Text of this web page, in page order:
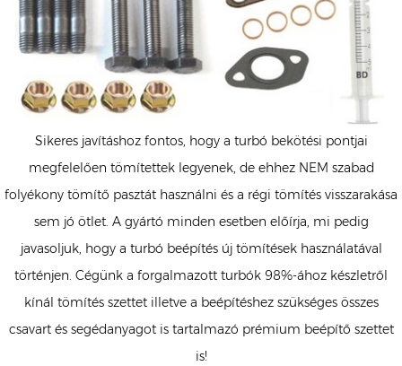
Sikeres javításhoz fontos, hogy a turbó bekötési pontjai
megfelelően tömítettek legyenek, de ehhez NEM szabad
folyékony tömítő pasztát használni és a régi tömítés visszarakása
sem jó ötlet. A gyártó minden esetben előírja, mi pedig
javasoljuk, hogy a turbó beépítés új tömítések használatával
történjen. Cégünk a forgalmazott turbók 98%-ához készletről
kínál tömítés szettet illetve a beépítéshez szükséges összes
csavart és segédanyagot is tartalmazó prémium beépítő szettet
is!